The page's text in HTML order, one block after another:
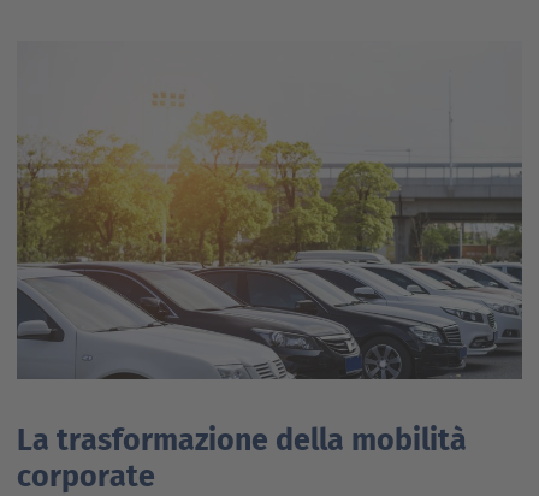
La trasformazione della mobilità
corporate